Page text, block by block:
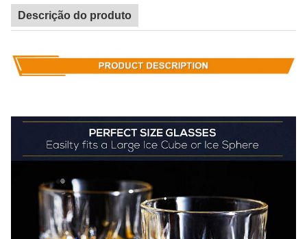
Prazo de
pagamento
30% de depósito, 70% de pagamento do saldo
antes do envio.
chumbo para homens e mulheres para beber Bourbon, Cognac,
Perfeito para presentear, dê este conjunto de presentes e faça o
dia especial de alguém, embalado numa elegante caixa de
apresentação aconchegada com satinado, nenhum outro copo
Homens ou Mulheres para aniversários, Natal, aquecimento da
casa, bar de coquetéis caseiro, aniversário de casamento ou
Feito apenas com o melhor cristal sem chumbo, o vidro mais
Descrição do produto